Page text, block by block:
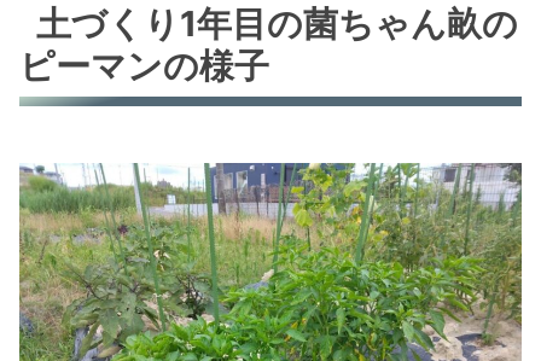
でもよく見ると、葉がなにやら…
「なんの病気かな？」そんなときはグーグルレ
ンズ！
まとめ｜菌ちゃん畝1年目はいろいろ学びが多
い！
土づくり1年目の菌ちゃん畝の
ピーマンの様子